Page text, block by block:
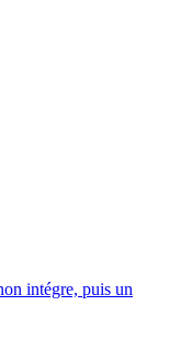
intégre, puis un